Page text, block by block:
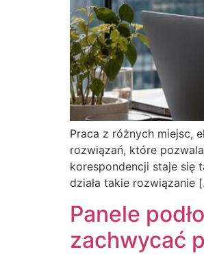
Praca z różnych miejsc,
rozwiązań, które
korespondencji staje się
działa takie rozwiązanie
Panele
zachwycać